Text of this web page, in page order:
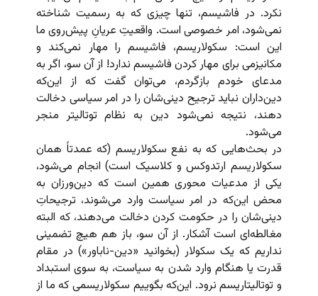
نکرد. در فاشیسم، تنها چیزی که به رسمیت شناخته
نمی‌شود، امر خصوصی است. واقعیتِ‌ عریانِ پیش‌روی ما
این است: سکولاریسم،‌ فاشیسم را مهار نمی‌‌کند و
مکانیزمی برای مهار کردن فاشیسم ندارد! از آن سو، اگر به
مدعای خودم بازگردم،‌ می‌توان گفت که از این‌که
دین‌داران نباید ترجیح دینی‌‌شان را در امر سیاسی دخالت
دهند، ‌نتیجه نمی‌شود دین به نظام توتالیتر منجر
می‌شود.
در بحث‌هایی که به نفع سکولاریسم (که عمدتاً همان
سکولاریسم ارتدوکس و کلاسیک است) انجام می‌شود،
یکی از مدعیات محوری همین است که دین‌ورزان به
محض این‌که در امر سیاست وارد می‌شوند، ترجیحاتِ‌
دینی‌شان را در حکومت کردن دخالت می‌دهند، که البته
مغالطه‌ای است آشکار. از آن سو، باز هم هیچ تضمینی
نداریم که یک سکولار (بخوانید «دین-ناباور») در مقام
قدرت یا هنگام وارد شدن به سیاست، به سوی استبداد
و توتالیتاریسم نرود. این‌که بگوییم سکولاریسمی که ما از